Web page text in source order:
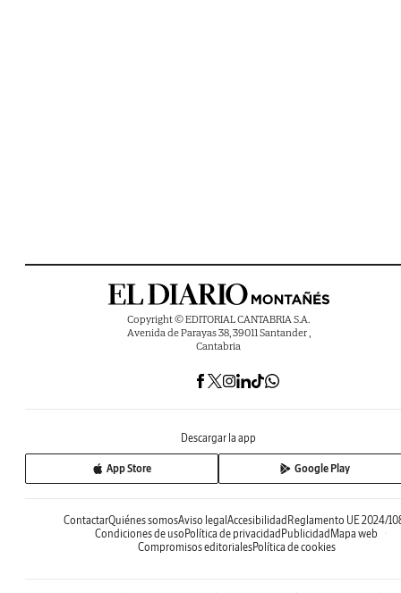
Copyright © EDITORIAL CANTABRIA S.A.
Avenida de Parayas 38, 39011 Santander ,
Cantabria
Descargar la app
App Store Google Play
ContactarQuiénes somosAviso legalAccesibilidadReglamento UE 2024/
Condiciones de usoPolítica de privacidadPublicidadMapa web
Compromisos editorialesPolítica de cookies